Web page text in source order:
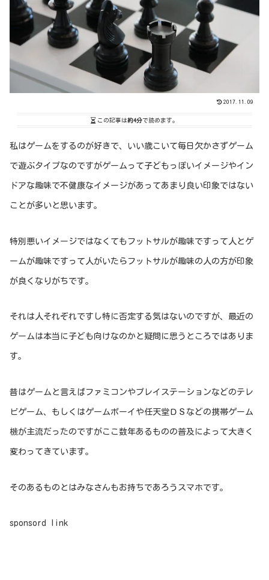
2017.11.09
この記事は約4分で読めます。
私はゲームをするのが好きで、いい歳こいて毎日欠かさずゲーム
で遊ぶタイプなのですがゲームって子どもっぽいイメージやイン
ドアな趣味で不健康なイメージがあってあまり良い印象ではない
ことが多いと思います。
特別悪いイメージではなくてもフットサルが趣味ですって人とゲ
ームが趣味ですって人がいたらフットサルが趣味の人の方が印象
が良くなりがちです。
それは人それぞれですし特に否定する気はないのですが、最近の
ゲームは本当に子ども向けなのかと疑問に思うところではありま
す。
昔はゲームと言えばファミコンやプレイステーションなどのテレ
ビゲーム、もしくはゲームボーイや任天堂ＤＳなどの携帯ゲーム
機が主流だったのですがここ数年あるものの普及によって大きく
変わってきています。
そのあるものとはみなさんもお持ちであろうスマホです。
sponsord link